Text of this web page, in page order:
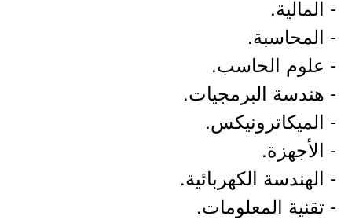
- المالية.
- المحاسبة.
- علوم الحاسب.
- هندسة البرمجيات.
- الميكاترونيكس.
- الأجهزة.
- الهندسة الكهربائية.
- تقنية المعلومات.